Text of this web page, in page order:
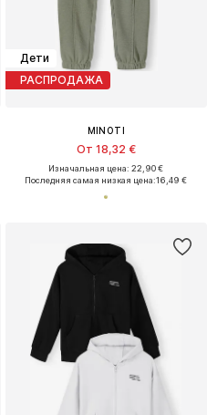
Дети
РАСПРОДАЖА
MINOTI
От 18,32 €
Изначальная цена: 22,90 €
Последняя самая низкая цена:16,49 €